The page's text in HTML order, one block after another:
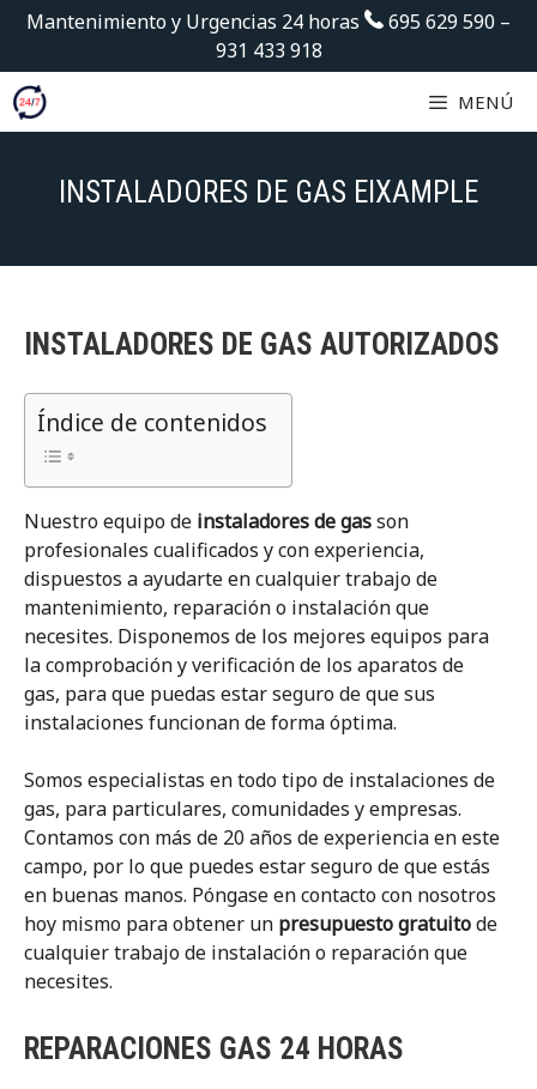
Saltar
contenido
Mantenimiento y Urgencias 24 horas 695 629 590 –
931 433 918
MENÚ
INSTALADORES DE GAS EIXAMPLE
INSTALADORES DE GAS AUTORIZADOS
Índice de contenidos
Nuestro equipo de instaladores de gasson
profesionales cualificados y con experiencia,
dispuestos a ayudarte en cualquier trabajo de
mantenimiento, reparación o instalación que
necesites. Disponemos de los mejores equipos para
la comprobación y verificación de los aparatos de
gas, para que puedas estar seguro de que sus
instalaciones funcionan de forma óptima.
Somos especialistas en todo tipo de instalaciones de
gas, para particulares, comunidades y empresas.
Contamos con más de 20 años de experiencia en este
campo, por lo que puedes estar seguro de que estás
en buenas manos. Póngase en contacto con nosotros
hoy mismo para obtener un presupuesto gratuitode
cualquier trabajo de instalación o reparación que
necesites.
REPARACIONES GAS 24 HORAS